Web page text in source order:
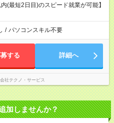
(最短2日目)のスピード就業が可能】
/ パソコンスキル不要
する 詳細へ
社テクノ・サービス
加しませんか？